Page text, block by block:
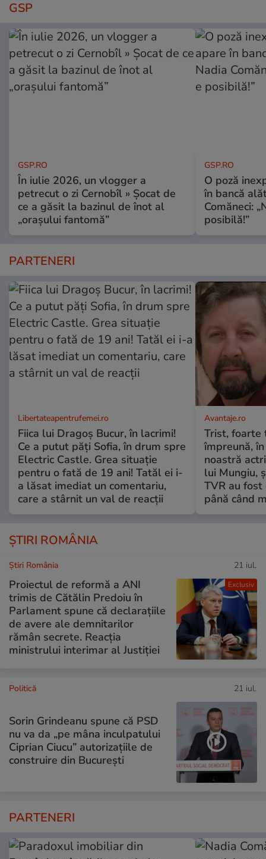
GSP
GSP.RO
În iulie 2026, un vlogger a
petrecut o zi Cernobîl » Șocat de
ce a găsit la bazinul de înot al
„orașului fantomă”
GSP.RO
O poză
în bancă
Comăneci:
posibilă!”
PARTENERI
Libertateapentrufemei.ro
Fiica lui Dragoș Bucur, în lacrimi!
Ce a putut păți Sofia, în drum spre
Electric Castle. Grea situație
pentru o fată de 19 ani! Tatăl ei i-
a lăsat imediat un comentariu,
care a stârnit un val de reacții
Avantaje.ro
Trist, foarte
împreună,
noastră
lui Mungiu,
TVR au
până când
ȘTIRI ROMÂNIA
Exclusiv
Știri România 21 iul.
Proiectul de reformă a ANI
trimis de Cătălin Predoiu în
Parlament spune că declarațiile
de avere ale demnitarilor
rămân secrete. Reacția
ministrului interimar al Justiției
Politică 21 iul.
Sorin Grindeanu spune că PSD
nu va da „pe mâna inculpatului
Ciprian Ciucu” autorizațiile de
construire din București
PARTENERI